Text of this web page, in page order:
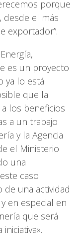
porque
desde el más
exportador”.
es un proyecto
ya lo está
que la
los beneficios
a un trabajo
y la Agencia
el Ministerio
una
caso
una actividad
en especial en
que será